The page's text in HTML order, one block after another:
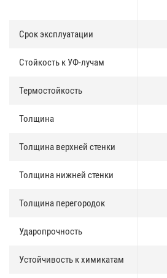
до 70 лет, при этом всегда выглядят
Срок эксплуатации
Стойкость к УФ-лучам
Термостойкость
Толщина
Толщина верхней стенки
Толщина нижней стенки
Толщина перегородок
Ударопрочность
Устойчивость к химикатам